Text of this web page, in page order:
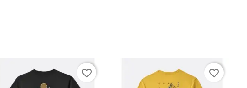
favorite_border favorite_border